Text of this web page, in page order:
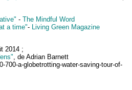
- The Mindful Word
a time"- Living Green Magazine
2014 ;
, de Adrian Barnett
a-globetrotting-water-saving-tour-of-